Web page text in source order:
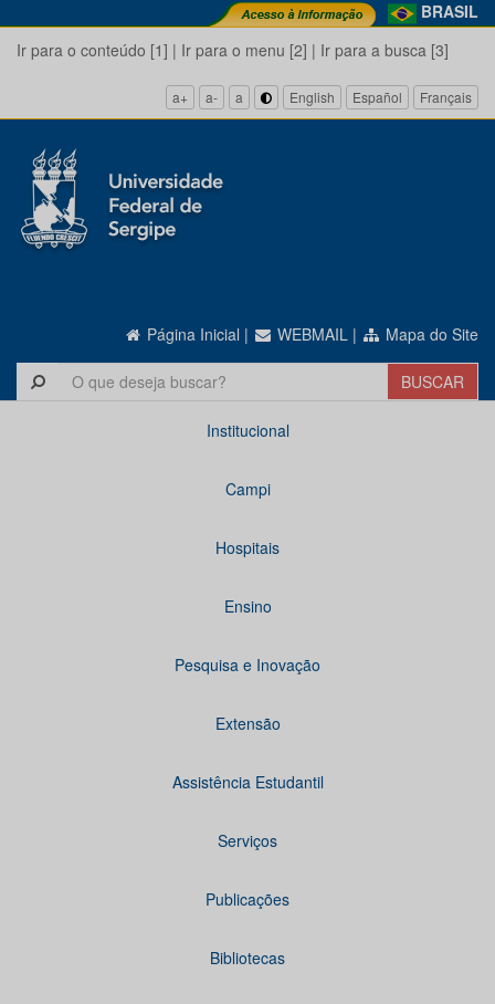
BRASIL
Ir para o conteúdo [1] | Ir para o menu [2] | Ir para a busca [3]
a+ a- a English Español Français
Página Inicial | WEBMAIL | Mapa do Site
Institucional
Campi
Hospitais
Ensino
Pesquisa e Inovação
Extensão
Assistência Estudantil
Serviços
Publicações
Bibliotecas